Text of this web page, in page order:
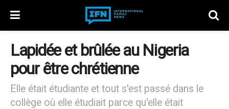
Lapidée et brûlée au Nigeria
pour être chrétienne
Elle était étudiante et tout s'est passé dans le
collège où elle étudiait parce qu'elle était